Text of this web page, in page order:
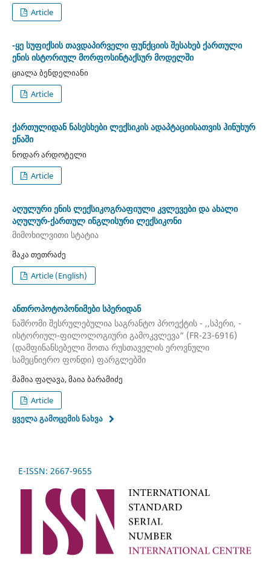
Article
-ყე სუფიქსის თავდაპირველი ფუნქციის შესახებ ქართული
ენის ისტორიულ მორფოსინტაქსურ მოდელში
ციალა ბენდელიანი
Article
ქართულიდან ნასესხები ლექსიკის ადაპტაციისათვის ჰინუხურ
ენაში
ნოდარ არდოტელი
Article
აღულური ენის ლექსიკოგრაფიული კვლევები და ახალი
აღულურ-ქართულ ინგლისური ლექსიკონი
მიმოხილვითი სტატია
მაკა თეთრაძე
Article (English)
ანთროპოტოპონიმები სპერიდან
ნაშრომი შესრულებულია საგრანტო პროექტის - ,,სპერი, -
ისტორიულ-ფილოლოგიური გამოკვლევა“ (FR-23-6916)
(დამფინანსებელი შოთა რუსთაველის ეროვნული
სამეცნიერო ფონდი) ფარგლებში
მამია ფაღავა, მაია ბარამიძე
Article
ყველა გამოცემის ნახვა
E-ISSN: 2667-9655